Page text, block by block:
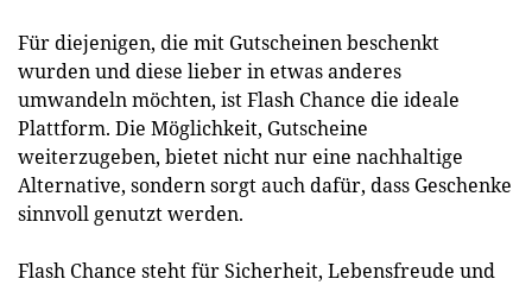
Für diejenigen, die mit Gutscheinen beschenkt
wurden und diese lieber in etwas anderes
umwandeln möchten, ist Flash Chance die ideale
Plattform. Die Möglichkeit, Gutscheine
weiterzugeben, bietet nicht nur eine nachhaltige
Alternative, sondern sorgt auch dafür, dass Geschenke
sinnvoll genutzt werden.
Flash Chance steht für Sicherheit, Lebensfreude und